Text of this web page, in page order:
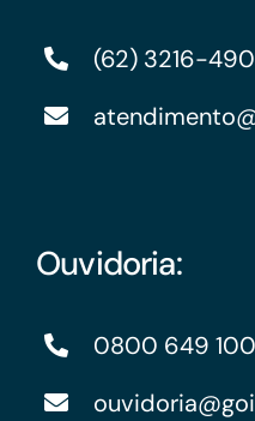
(62) 3216-
Ouvidoria:
0800 649